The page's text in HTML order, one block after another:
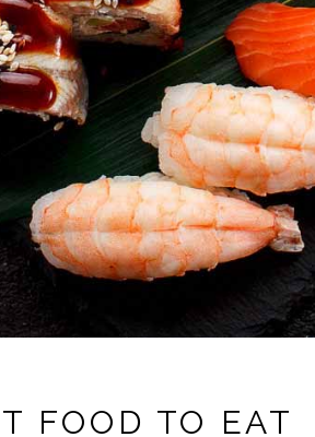
FOOD TO EAT